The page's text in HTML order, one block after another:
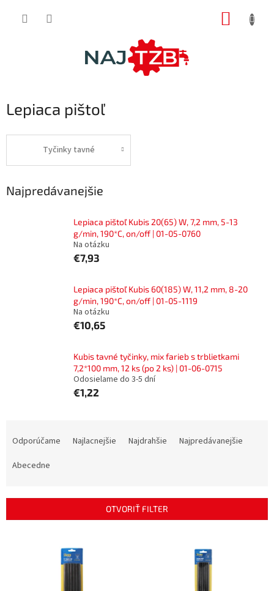
Lepiaca pištoľ
Tyčinky tavné
Najpredávanejšie
Lepiaca pištoľ Kubis 20(65) W, 7,2 mm, 5-13
g/min, 190*C, on/off | 01-05-0760
Na otázku
€7,93
Lepiaca pištoľ Kubis 60(185) W, 11,2 mm, 8-20
g/min, 190*C, on/off | 01-05-1119
Na otázku
€10,65
Kubis tavné tyčinky, mix farieb s trblietkami
7,2*100 mm, 12 ks (po 2 ks) | 01-06-0715
Odosielame do 3-5 dní
€1,22
p
Odporúčame Najlacnejšie Najdrahšie
Najpredávanejšie
Abecedne
OTVORIŤ FILTER